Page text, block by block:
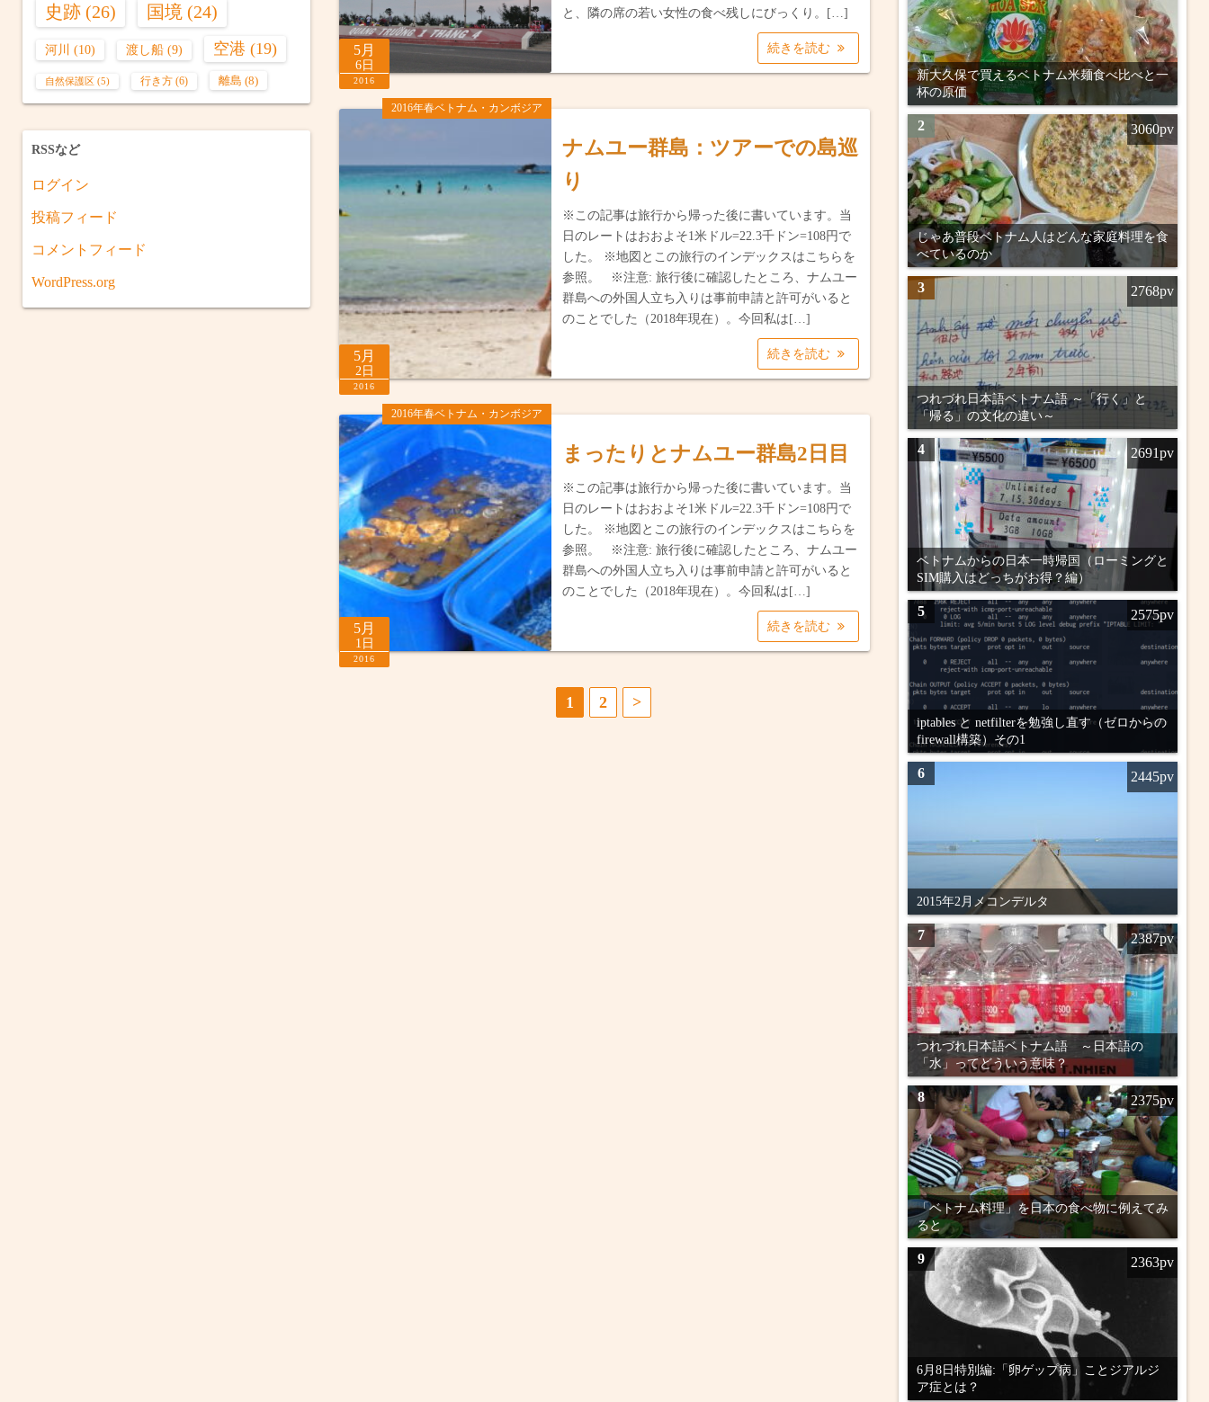
5月
6日
2016
と、隣の席の若い女性の食べ残しにびっくり。[…]
続きを読む
2016年春ベトナム・カンボジア
5月
2日
2016
ナムユー群島：ツアーでの島巡
り
※この記事は旅行から帰った後に書いています。当
日のレートはおおよそ1米ドル=22.3千ドン=108円で
した。 ※地図とこの旅行のインデックスはこちらを
参照。 ※注意: 旅行後に確認したところ、ナムユー
群島への外国人立ち入りは事前申請と許可がいると
のことでした（2018年現在）。今回私は[…]
続きを読む
2016年春ベトナム・カンボジア
5月
1日
2016
まったりとナムユー群島2日目
※この記事は旅行から帰った後に書いています。当
日のレートはおおよそ1米ドル=22.3千ドン=108円で
した。 ※地図とこの旅行のインデックスはこちらを
参照。 ※注意: 旅行後に確認したところ、ナムユー
群島への外国人立ち入りは事前申請と許可がいると
のことでした（2018年現在）。今回私は[…]
続きを読む
1 2 >
史跡 (26) 国境 (24)
河川 (10) 渡し船 (9) 空港 (19)
自然保護区 (5) 行き方 (6) 離島 (8)
RSSなど
ログイン
投稿フィード
コメントフィード
WordPress.org
新大久保で買えるベトナム米麺食べ比べと一
杯の原価
2
じゃあ普段ベトナム人はどんな家庭料理を食
べているのか
3060pv
3
つれづれ日本語ベトナム語 ～「行く」と
「帰る」の文化の違い～
2768pv
4
ベトナムからの日本一時帰国（ローミングと
SIM購入はどっちがお得？編）
2691pv
5
iptables と netfilterを勉強し直す（ゼロからの
firewall構築）その1
2575pv
6
2015年2月メコンデルタ
2445pv
7
つれづれ日本語ベトナム語 ～日本語の
「水」ってどういう意味？
2387pv
8
「ベトナム料理」を日本の食べ物に例えてみ
ると
2375pv
9
6月8日特別編:「卵ゲップ病」ことジアルジ
ア症とは？
2363pv